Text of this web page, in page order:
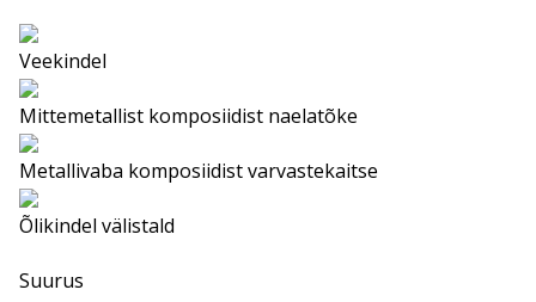
Veekindel
Mittemetallist komposiidist naelatõke
Metallivaba komposiidist varvastekaitse
Õlikindel välistald
Suurus